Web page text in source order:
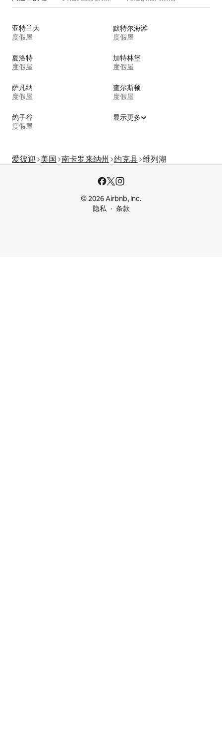
亚特兰大
度假屋
默特尔海滩
度假屋
夏洛特
度假屋
加特林堡
度假屋
萨凡纳
度假屋
查尔斯顿
度假屋
鸽子谷
度假屋
显示更多
爱彼迎 美国 南卡罗来纳州 约克县 维列湖
© 2026 Airbnb, Inc.
隐私
条款